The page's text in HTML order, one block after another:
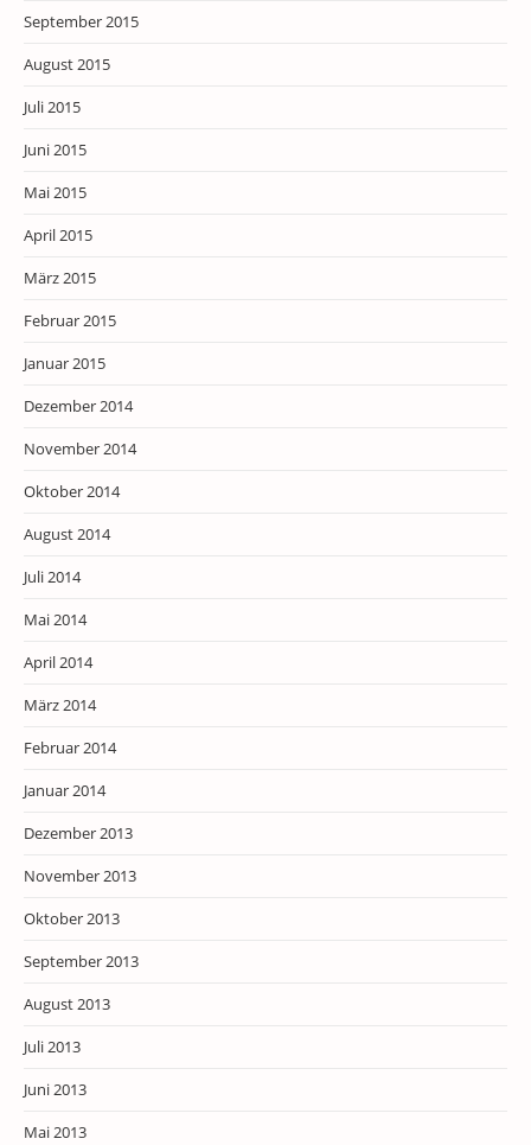
September 2015
August 2015
Juli 2015
Juni 2015
Mai 2015
April 2015
März 2015
Februar 2015
Januar 2015
Dezember 2014
November 2014
Oktober 2014
August 2014
Juli 2014
Mai 2014
April 2014
März 2014
Februar 2014
Januar 2014
Dezember 2013
November 2013
Oktober 2013
September 2013
August 2013
Juli 2013
Juni 2013
Mai 2013